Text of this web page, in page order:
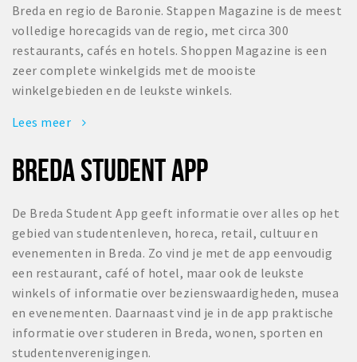
Breda en regio de Baronie. Stappen Magazine is de meest
volledige horecagids van de regio, met circa 300
restaurants, cafés en hotels. Shoppen Magazine is een
zeer complete winkelgids met de mooiste
winkelgebieden en de leukste winkels.
Lees meer
BREDA STUDENT APP
De Breda Student App geeft informatie over alles op het
gebied van studentenleven, horeca, retail, cultuur en
evenementen in Breda. Zo vind je met de app eenvoudig
een restaurant, café of hotel, maar ook de leukste
winkels of informatie over bezienswaardigheden, musea
en evenementen. Daarnaast vind je in de app praktische
informatie over studeren in Breda, wonen, sporten en
studentenverenigingen.